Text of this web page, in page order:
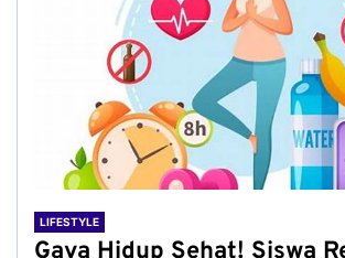
LIFESTYLE
Gaya Hidup Sehat! Siswa